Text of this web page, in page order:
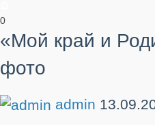
0
«Мой край и
фото
admin